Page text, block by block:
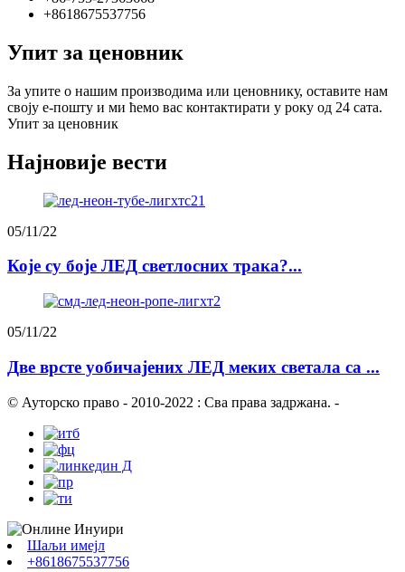
+8618675537756
Упит за ценовник
За упите о нашим производима или ценовнику, оставите нам
своју е-пошту и ми ћемо вас контактирати у року од 24 сата.
Упит за ценовник
Најновије вести
05/11/22
Које су боје ЛЕД светлосних трака?...
05/11/22
Две врсте уобичајених ЛЕД меких светала са ...
© Ауторско право - 2010-2022 : Сва права задржана. -
Шаљи имејл
+8618675537756